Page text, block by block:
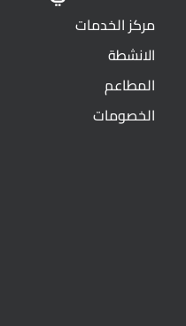
مركز الخدمات
الانشطة
المطاعم
الخصومات